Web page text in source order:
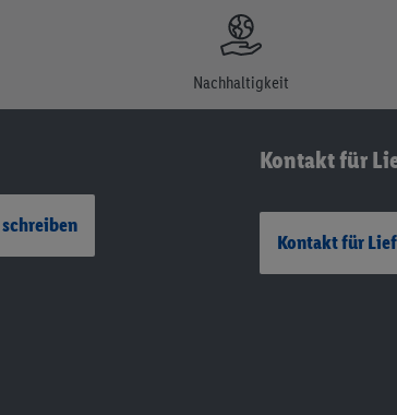
Nachhaltigkeit
Kontakt für
Kontakt für